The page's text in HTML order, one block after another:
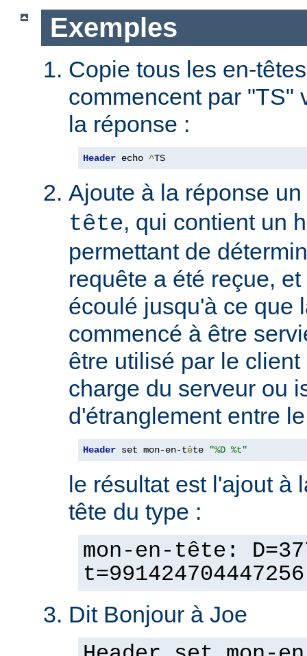
Exemples
Copie tous les en-
commencent par "TS"
la réponse :
Header echo ^TS
Ajoute à la réponse
tête, qui contient un
permettant de
requête a été reçue,
écoulé jusqu'à ce que
commencé à être
être utilisé par le
charge du serveur ou
d'étranglement entre
Header set mon-en-tête "%D %t"
le résultat est l'ajout à
tête du type :
mon-en-tête:
t=991424704447256
Dit Bonjour à Joe